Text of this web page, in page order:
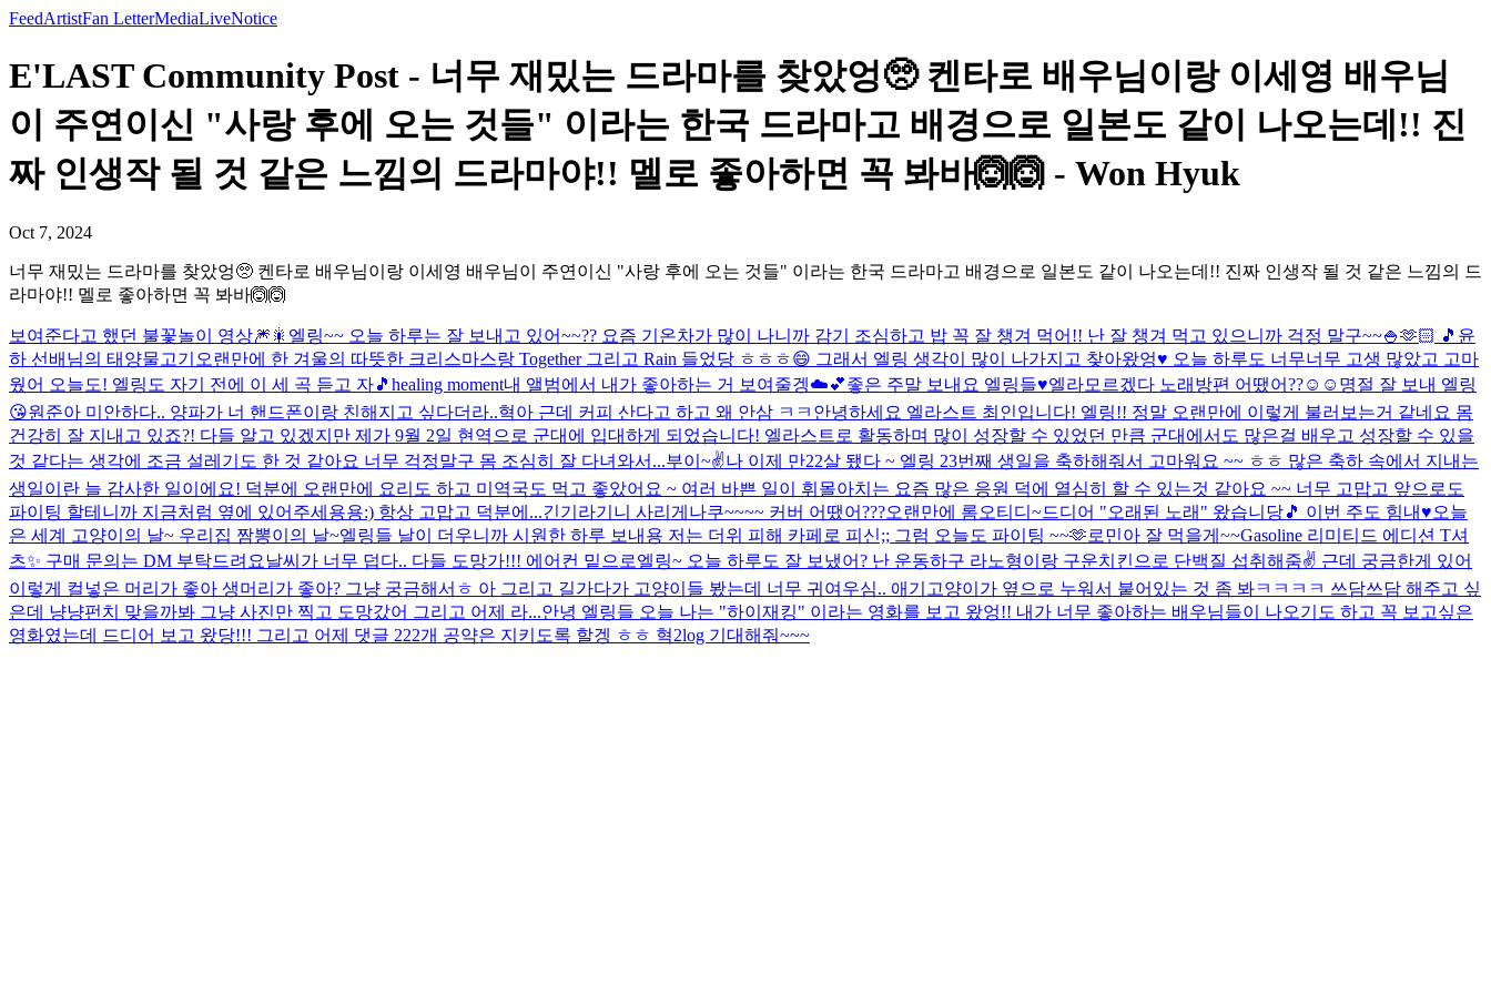
FeedArtistFan LetterMediaLiveNotice
E'LAST Community Post - 너무 재밌는 드라마를 찾았엉🥺 켄타로 배우님이랑 이세영 배우님
이 주연이신 "사랑 후에 오는 것들" 이라는 한국 드라마고 배경으로 일본도 같이 나오는데!! 진
짜 인생작 될 것 같은 느낌의 드라마야!! 멜로 좋아하면 꼭 봐바🙆🙆 - Won Hyuk
Oct 7, 2024
너무 재밌는 드라마를 찾았엉🥺 켄타로 배우님이랑 이세영 배우님이 주연이신 "사랑 후에 오는 것들" 이라는 한국 드라마고 배경으로 일본도 같이 나오는데!! 진짜 인생작 될 것 같은 느낌의 드
라마야!! 멜로 좋아하면 꼭 봐바🙆🙆
보여준다고 했던 불꽃놀이 영상🎆🎇 엘링~~ 오늘 하루는 잘 보내고 있어~~?? 요즘 기온차가 많이 나니까 감기 조심하고 밥 꼭 잘 챙겨 먹어!! 난 잘 챙겨 먹고 있으니까 걱정 말구~~🍚🫶🏻 🎵윤
하 선배님의 태양물고기 오랜만에 한 겨울의 따뜻한 크리스마스랑 Together 그리고 Rain 들었당 ㅎㅎㅎ😄 그래서 엘링 생각이 많이 나가지고 찾아왔엉♥ 오늘 하루도 너무너무 고생 많았고 고마
웠어 오늘도! 엘링도 자기 전에 이 세 곡 듣고 자🎵 healing moment내 앨범에서 내가 좋아하는 거 보여줄겡☁️💕좋은 주말 보내요 엘링들♥엘라모르겠다 노래방편 어땠어??☺☺ 명절 잘 보내 엘링
😘원준아 미안하다.. 양파가 너 핸드폰이랑 친해지고 싶다더라..혁아 근데 커피 산다고 하고 왜 안삼 ㅋㅋ 안녕하세요 엘라스트 최인입니다! 엘링!! 정말 오랜만에 이렇게 불러보는거 같네요 몸
건강히 잘 지내고 있죠?! 다들 알고 있겠지만 제가 9월 2일 현역으로 군대에 입대하게 되었습니다! 엘라스트로 활동하며 많이 성장할 수 있었던 만큼 군대에서도 많은걸 배우고 성장할 수 있을
것 같다는 생각에 조금 설레기도 한 것 같아요 너무 걱정말구 몸 조심히 잘 다녀와서...부이~✌️나 이제 만22살 됐다 ~ 엘링 23번째 생일을 축하해줘서 고마워요 ~~ ㅎㅎ 많은 축하 속에서 지내는
생일이란 늘 감사한 일이에요! 덕분에 오랜만에 요리도 하고 미역국도 먹고 좋았어요 ~ 여러 바쁜 일이 휘몰아치는 요즘 많은 응원 덕에 열심히 할 수 있는것 같아요 ~~ 너무 고맙고 앞으로도
파이팅 할테니까 지금처럼 옆에 있어주세용용:) 항상 고맙고 덕분에...긴기라기니 사리게나쿠~~~~ 커버 어땠어???오랜만에 롬오티디~드디어 "오래된 노래" 왔습니당🎵 이번 주도 힘내♥오늘
은 세계 고양이의 날~ 우리집 짬뽕이의 날~엘링들 날이 더우니까 시원한 하루 보내용 저는 더위 피해 카페로 피신;; 그럼 오늘도 파이팅 ~~🫶로민아 잘 먹을게~~Gasoline 리미티드 에디션 T셔
츠✨ 구매 문의는 DM 부탁드려요날씨가 너무 덥다.. 다들 도망가!!! 에어컨 밑으로엘링~ 오늘 하루도 잘 보냈어? 난 운동하구 라노형이랑 구운치킨으로 단백질 섭취해줌✌️ 근데 궁금한게 있어
이렇게 컬넣은 머리가 좋아 생머리가 좋아? 그냥 궁금해서ㅎ 아 그리고 길가다가 고양이들 봤는데 너무 귀여우심.. 애기고양이가 옆으로 누워서 붙어있는 것 좀 봐ㅋㅋㅋㅋ 쓰담쓰담 해주고 싶
은데 냥냥펀치 맞을까봐 그냥 사진만 찍고 도망갔어 그리고 어제 라...안녕 엘링들 오늘 나는 "하이재킹" 이라는 영화를 보고 왔엉!! 내가 너무 좋아하는 배우님들이 나오기도 하고 꼭 보고싶은
영화였는데 드디어 보고 왔당!!! 그리고 어제 댓글 222개 공약은 지키도록 할겡 ㅎㅎ 혁2log 기대해줘~~~